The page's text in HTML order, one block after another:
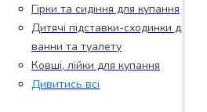
Гірки та сидіння для купання
Дитячі підставки-сходинки для
ванни та туалету
Ковші, лійки для купання
Дивитись всі